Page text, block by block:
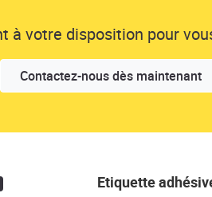
à votre disposition pour
Contactez-nous dès maintenant
Etiquette